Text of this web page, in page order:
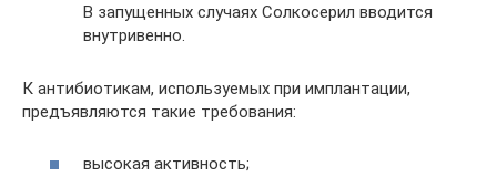
В запущенных случаях Солкосерил вводится
внутривенно.
К антибиотикам, используемых при имплантации,
предъявляются такие требования:
высокая активность;